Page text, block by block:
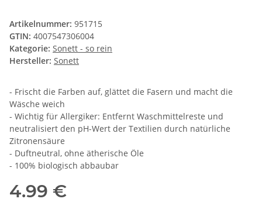
Artikelnummer: 951715
GTIN: 4007547306004
Kategorie: Sonett - so rein
Hersteller: Sonett
- Frischt die Farben auf, glättet die Fasern und macht die
Wäsche weich
- Wichtig für Allergiker: Entfernt Waschmittelreste und
neutralisiert den pH-Wert der Textilien durch natürliche
Zitronensäure
- Duftneutral, ohne ätherische Öle
- 100% biologisch abbaubar
4.99 €